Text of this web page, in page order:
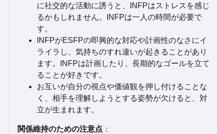
に社交的な活動に誘うと、INFPはストレスを感じ
るかもしれません。INFPは一人の時間が必要で
す。
INFPがESFPの即興的な対応や計画性のなさにイ
ライラし、気持ちのすれ違いが起きることがあり
ます。INFPは計画したり、長期的なゴールを立て
ることが好きです。
お互いが自分の視点や価値観を押し付けることな
く、相手を理解しようとする姿勢が欠けると、対
立が生まれます。
関係維持のための注意点 ：